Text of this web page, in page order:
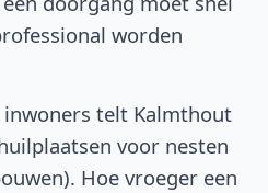
worden
telt Kalmthout
voor nesten
Hoe vroeger een